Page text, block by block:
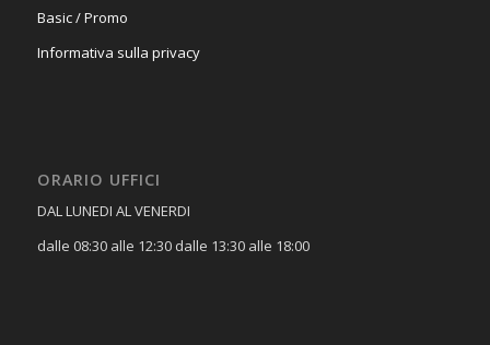
Basic / Promo
Informativa sulla privacy
ORARIO UFFICI
DAL LUNEDI AL VENERDI
dalle 08:30 alle 12:30 dalle 13:30 alle 18:00